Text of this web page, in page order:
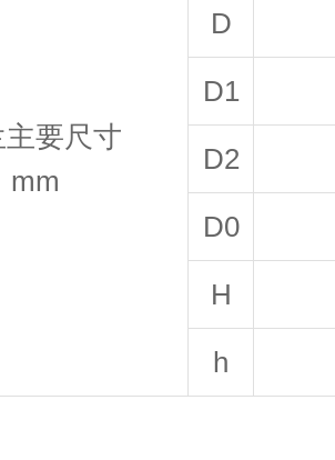
要尺寸
mm
D
D1
D2
D0
H
h